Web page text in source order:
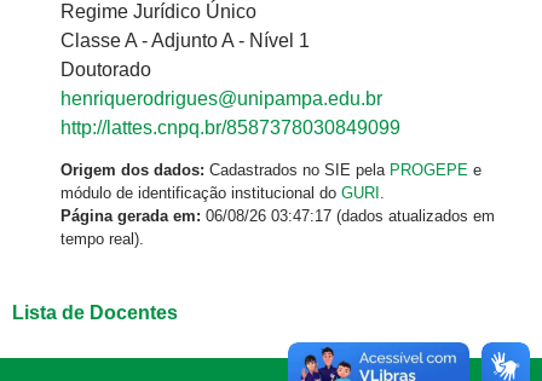
Regime Jurídico Único
Classe A - Adjunto A - Nível 1
Doutorado
henriquerodrigues@unipampa.edu.br
http://lattes.cnpq.br/8587378030849099
Origem dos dados: Cadastrados no SIE pela PROGEPE e
módulo de identificação institucional do GURI .
Página gerada em: 06/08/26 03:47:17 (dados atualizados em
tempo real).
Lista de Docentes